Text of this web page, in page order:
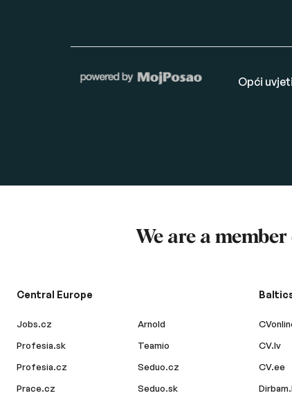
Opći
We are a member
Central Europe
Jobs.cz
Profesia.sk
Profesia.cz
Prace.cz
Arnold
Teamio
Seduo.cz
Seduo.sk
CV.lv
CV.ee